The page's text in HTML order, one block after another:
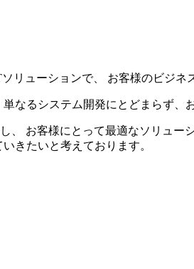
リューションで、 お客様のビジネ
なるシステム開発にとどまらず
、 お客様にとって最適なソリュ
きたいと考えております。